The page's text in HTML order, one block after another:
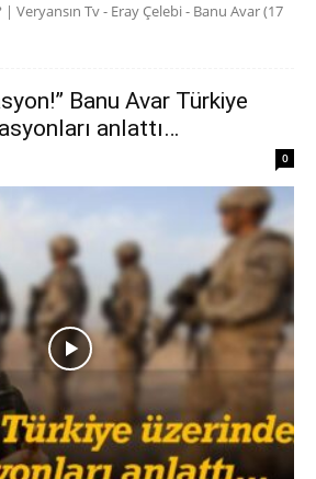
Veryansın Tv - Eray Çelebi - Banu Avar (17
Banu Avar Türkiye
anlattı…
0